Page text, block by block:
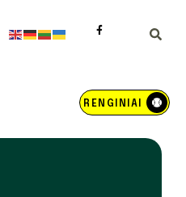
RENGINIAI